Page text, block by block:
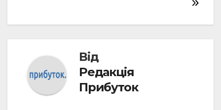
Від
Редакція
Прибуток